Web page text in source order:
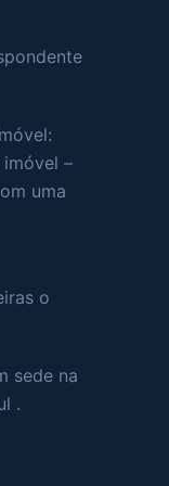
–
uma
o
sede na
.